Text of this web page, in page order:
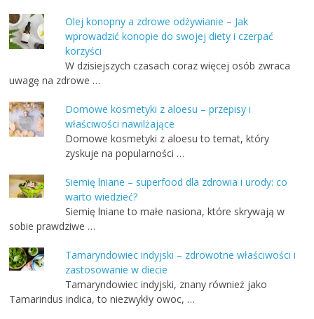
Olej konopny a zdrowe odżywianie – Jak
wprowadzić konopie do swojej diety i czerpać
korzyści
W dzisiejszych czasach coraz więcej osób zwraca
uwagę na zdrowe …
Domowe kosmetyki z aloesu – przepisy i
właściwości nawilżające
Domowe kosmetyki z aloesu to temat, który
zyskuje na popularności …
Siemię lniane – superfood dla zdrowia i urody: co
warto wiedzieć?
Siemię lniane to małe nasiona, które skrywają w
sobie prawdziwe …
Tamaryndowiec indyjski – zdrowotne właściwości i
zastosowanie w diecie
Tamaryndowiec indyjski, znany również jako
Tamarindus indica, to niezwykły owoc, …